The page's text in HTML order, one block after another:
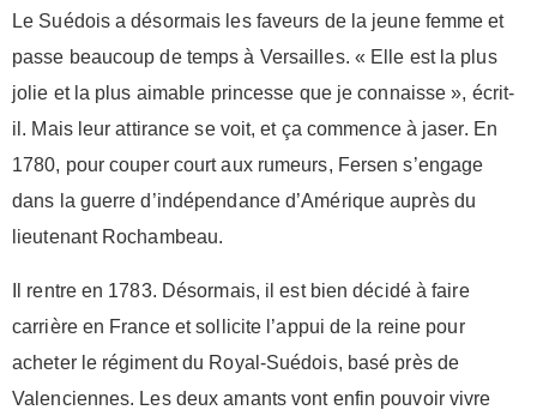
Le Suédois a désormais les faveurs de la jeune femme et
passe beaucoup de temps à Versailles. « Elle est la plus
jolie et la plus aimable princesse que je connaisse », écrit-
il. Mais leur attirance se voit, et ça commence à jaser. En
1780, pour couper court aux rumeurs, Fersen s’engage
dans la guerre d’indépendance d’Amérique auprès du
lieutenant Rochambeau.
Il rentre en 1783. Désormais, il est bien décidé à faire
carrière en France et sollicite l’appui de la reine pour
acheter le régiment du Royal-Suédois, basé près de
Valenciennes. Les deux amants vont enfin pouvoir vivre